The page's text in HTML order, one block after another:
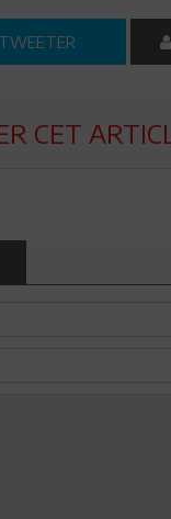
TWEETER
CET